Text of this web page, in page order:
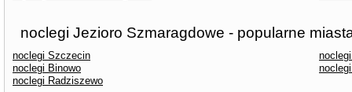
noclegi Jezioro Szmaragdowe - popularne
noclegi Szczecin
noclegi Binowo
noclegi Radziszewo